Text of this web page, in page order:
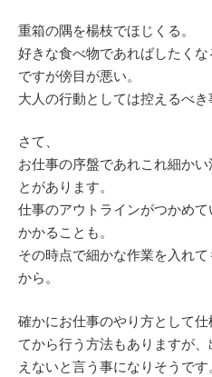
重箱の隅を楊枝でほじくる。
好きな食べ物であればしたくな
ですが傍目が悪い。
大人の行動としては控えるべき
さて、
お仕事の序盤であれこれ細か
とがあります。
仕事のアウトラインがつかめ
かかることも。
その時点で細かな作業を入れ
から。
確かにお仕事のやり方として
てから行う方法もありますが
えないと言う事になりそうです